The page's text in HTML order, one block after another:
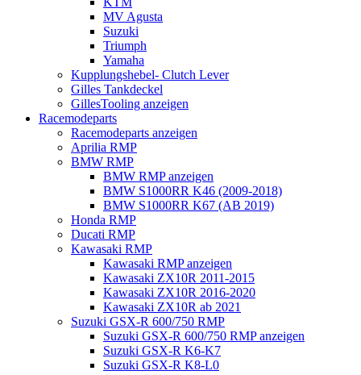
MV Agusta
Suzuki
Triumph
Yamaha
Kupplungshebel- Clutch Lever
Gilles Tankdeckel
GillesTooling anzeigen
Racemodeparts
Racemodeparts anzeigen
Aprilia RMP
BMW RMP
BMW RMP anzeigen
BMW S1000RR K46 (2009-2018)
BMW S1000RR K67 (AB 2019)
Honda RMP
Ducati RMP
Kawasaki RMP
Kawasaki RMP anzeigen
Kawasaki ZX10R 2011-2015
Kawasaki ZX10R 2016-2020
Kawasaki ZX10R ab 2021
Suzuki GSX-R 600/750 RMP
Suzuki GSX-R 600/750 RMP anzeigen
Suzuki GSX-R K6-K7
Suzuki GSX-R K8-L0